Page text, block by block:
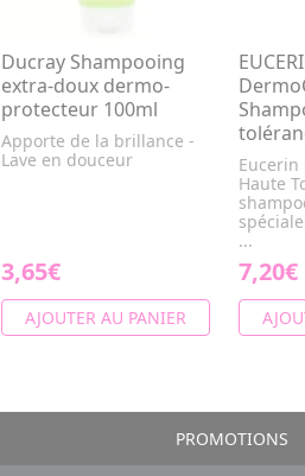
Ducray Shampooing
extra-doux dermo-
protecteur 100ml
Apporte de la brillance -
Lave en douceur
3,65€
AJOUTER AU PANIER
Eucerin
Haute
...
7,20€
PROMOTIONS